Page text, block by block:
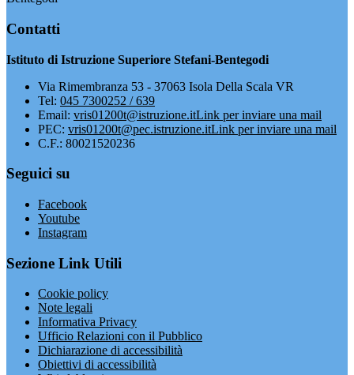
Contatti
Istituto di Istruzione Superiore Stefani-Bentegodi
Via Rimembranza 53 - 37063 Isola Della Scala VR
Tel: 045 7300252 / 639
Email: vris01200t@istruzione.itLink per inviare una mail
PEC: vris01200t@pec.istruzione.itLink per inviare una mail
C.F.: 80021520236
Seguici su
Facebook
Youtube
Instagram
Sezione Link Utili
Cookie policy
Note legali
Informativa Privacy
Ufficio Relazioni con il Pubblico
Dichiarazione di accessibilità
Obiettivi di accessibilità